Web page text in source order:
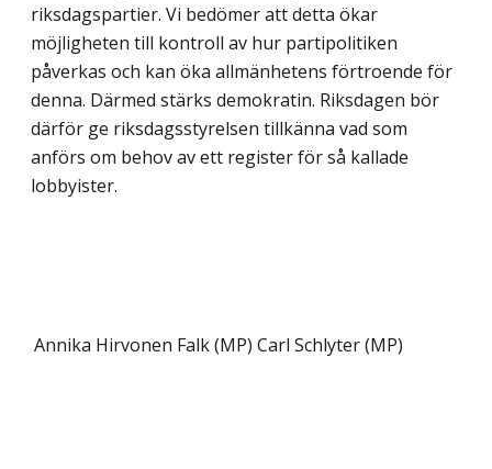
riksdagspartier. Vi bedömer att detta ökar
möjligheten till kontroll av hur partipolitiken
påverkas och kan öka allmänhetens förtroende för
denna. Därmed stärks demokratin. Riksdagen bör
därför ge riksdagsstyrelsen tillkänna vad som
anförs om behov av ett register för så kallade
lobbyister.
Annika Hirvonen Falk (MP) Carl Schlyter (MP)